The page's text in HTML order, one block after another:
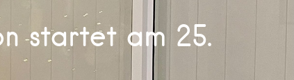
startet am 25.